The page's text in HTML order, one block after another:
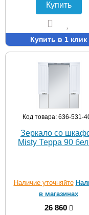
Купить
Купить в 1 клик
Код товара: 636-531-
Зеркало со
Misty Терра 90
Наличие уточняйте
в магазинах
26 860